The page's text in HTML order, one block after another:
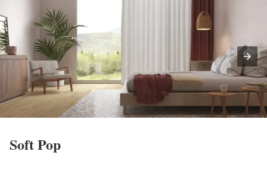
Soft Pop